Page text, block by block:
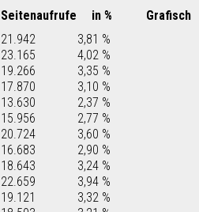
Seitenaufrufe in % Grafisch
21.942 3,81 %
23.165 4,02 %
19.266 3,35 %
17.870 3,10 %
13.630 2,37 %
15.956 2,77 %
20.724 3,60 %
16.683 2,90 %
18.643 3,24 %
22.659 3,94 %
19.121 3,32 %